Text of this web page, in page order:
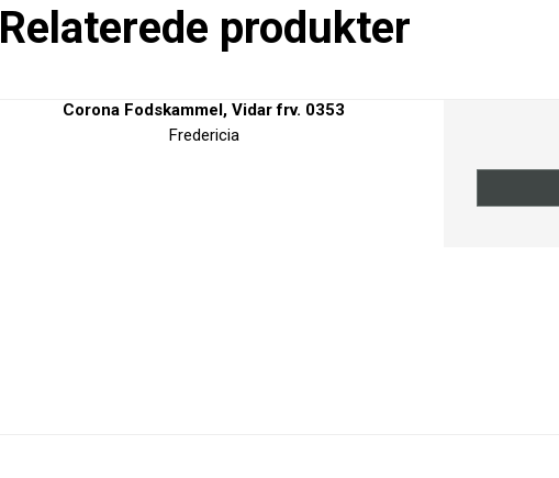
Relaterede produkter
Corona Fodskammel, Vidar frv. 0353
Fredericia